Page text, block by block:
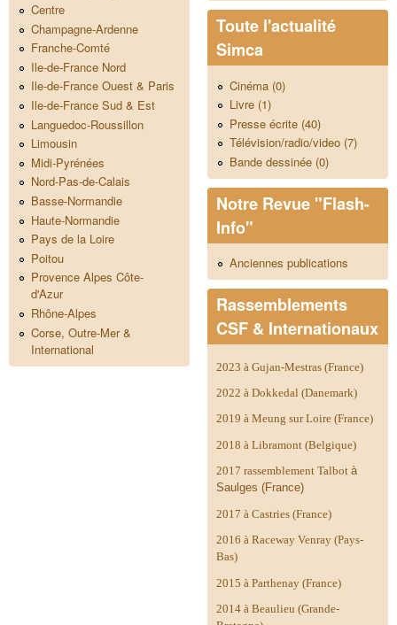
Centre
Champagne-Ardenne
Franche-Comté
Ile-de-France Nord
Ile-de-France Ouest & Paris
Ile-de-France Sud & Est
Languedoc-Roussillon
Limousin
Midi-Pyrénées
Nord-Pas-de-Calais
Basse-Normandie
Haute-Normandie
Pays de la Loire
Poitou
Provence Alpes Côte-
d'Azur
Rhône-Alpes
Corse, Outre-Mer &
International
Toute l'actualité
Simca
Cinéma (0)
Livre (1)
Presse écrite (40)
Télévision/radio/video (7)
Bande dessinée (0)
Notre Revue "Flash-
Info"
Anciennes publications
Rassemblements
CSF & Internationaux
2023 à Gujan-Mestras (France)
2022 à Dokkedal (Danemark)
2019 à Meung sur Loire (France)
2018 à Libramont (Belgique)
2017 rassemblement Talbot à
Saulges (France)
2017 à Castries (France)
2016 à Raceway Venray (Pays-
Bas)
2015 à Parthenay (France)
2014 à Beaulieu (Grande-